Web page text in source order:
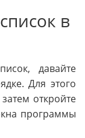
в
давайте
Для этого
откройте
программы